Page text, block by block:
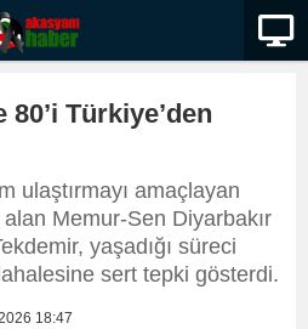
Türkiye’den
ulaştırmayı amaçlayan
Memur-Sen Diyarbakır
yaşadığı süreci
sert tepki gösterdi.
18:47